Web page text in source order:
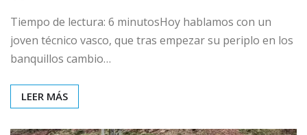
Tiempo de lectura: 6 minutosHoy hablamos con un
joven técnico vasco, que tras empezar su periplo en los
banquillos cambio…
LEER MÁS